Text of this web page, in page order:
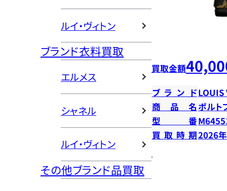
ルイ・ヴィトン
ブランド衣料買取
エルメス
シャネル
ルイ・ヴィトン
その他ブランド品買取
買取金額
ブランドLOUIS
商品名ポルト
型番
買取時期2026